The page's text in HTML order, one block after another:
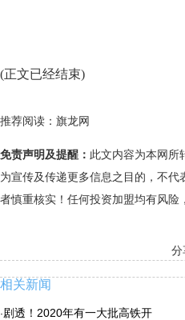
(正文已经结束)
推荐阅读： 旗龙网
免责声明及提醒： 此文内容为本网所
为宣传及传递更多信息之目的，不
者慎重核实！任何投资加盟均有风险
分
相关新闻
·剧透！2020年有一大批高铁开